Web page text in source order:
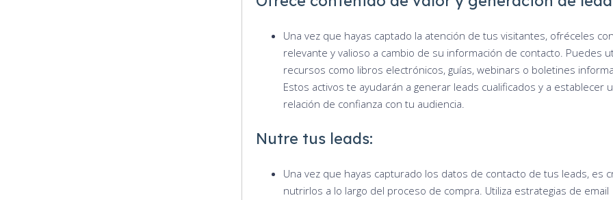
Una vez que hayas captado la atención de tus visitantes, ofréceles
relevante y valioso a cambio de su información de contacto. Puedes
recursos como libros electrónicos, guías, webinars o boletines
Estos activos te ayudarán a generar leads cualificados y a establecer
relación de confianza con tu audiencia.
Nutre tus leads:
Una vez que hayas capturado los datos de contacto de tus leads, es
nutrirlos a lo largo del proceso de compra. Utiliza estrategias de email